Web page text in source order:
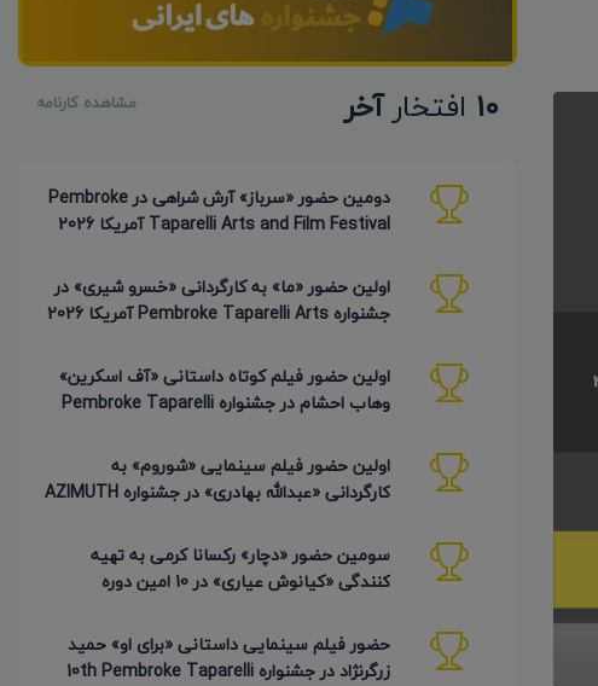
10 افتخارآخر مشاهده کارنامه
دومین حضور «سرباز» آرش شراهی در Pembroke
Taparelli Arts and Film Festival آمریکا 2026
اولین حضور «ما» به کارگردانی «خسرو شیری» در
جشنواره Pembroke Taparelli Arts آمریکا 2026
اولین حضور فیلم کوتاه داستانی «آف اسکرین»
وهاب احشام در جشنواره Pembroke Taparelli
اولین حضور فیلم سینمایی «شوروم» به
کارگردانی «عبدالله بهادری» در جشنواره AZIMUTH
سومین حضور «دچار» رکسانا کرمی به تهیه
کنندگی «کیانوش عیاری» در 10 امین دوره
حضور فیلم سینمایی داستانی «برای او» حمید
زرگرنژاد در جشنواره 10th Pembroke Taparelli